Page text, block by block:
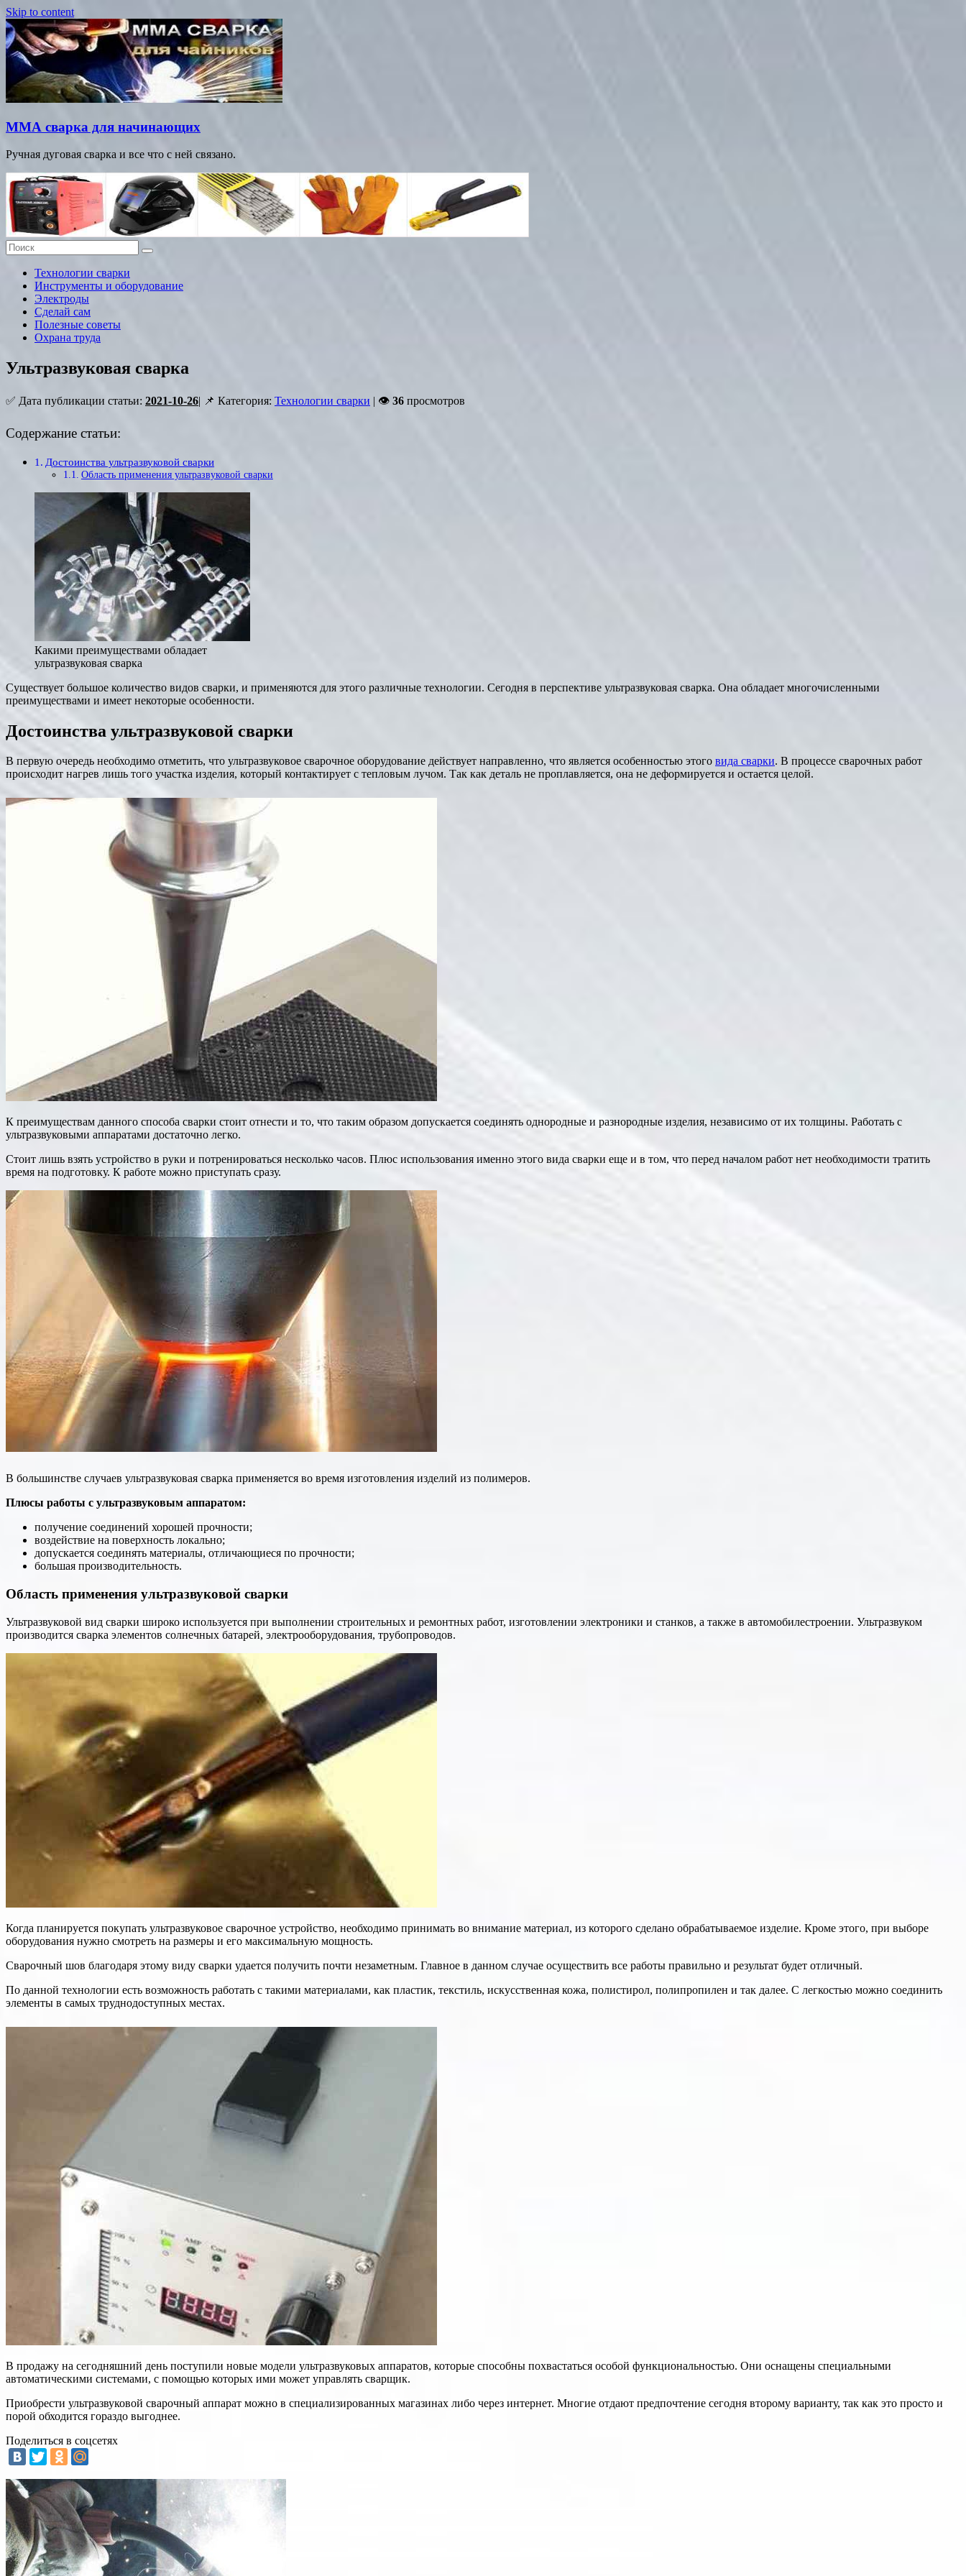
Skip to content
ММА сварка для начинающих
Ручная дуговая сварка и все что с ней связано.
Технологии сварки
Инструменты и оборудование
Электроды
Сделай сам
Полезные советы
Охрана труда
Ультразвуковая сварка
✅ Дата публикации статьи: 2021-10-26| 📌 Категория: Технологии сварки | 👁 36 просмотров
Содержание статьи:
Достоинства ультразвуковой сварки
Область применения ультразвуковой сварки
Какими преимуществами обладает
ультразвуковая сварка
Существует большое количество видов сварки, и применяются для этого различные технологии. Сегодня в перспективе ультразвуковая сварка. Она обладает многочисленными
преимуществами и имеет некоторые особенности.
Достоинства ультразвуковой сварки
В первую очередь необходимо отметить, что ультразвуковое сварочное оборудование действует направленно, что является особенностью этого вида сварки. В процессе сварочных работ
происходит нагрев лишь того участка изделия, который контактирует с тепловым лучом. Так как деталь не проплавляется, она не деформируется и остается целой.
К преимуществам данного способа сварки стоит отнести и то, что таким образом допускается соединять однородные и разнородные изделия, независимо от их толщины. Работать с
ультразвуковыми аппаратами достаточно легко.
Стоит лишь взять устройство в руки и потренироваться несколько часов. Плюс использования именно этого вида сварки еще и в том, что перед началом работ нет необходимости тратить
время на подготовку. К работе можно приступать сразу.
В большинстве случаев ультразвуковая сварка применяется во время изготовления изделий из полимеров.
Плюсы работы с ультразвуковым аппаратом:
получение соединений хорошей прочности;
воздействие на поверхность локально;
допускается соединять материалы, отличающиеся по прочности;
большая производительность.
Область применения ультразвуковой сварки
Ультразвуковой вид сварки широко используется при выполнении строительных и ремонтных работ, изготовлении электроники и станков, а также в автомобилестроении. Ультразвуком
производится сварка элементов солнечных батарей, электрооборудования, трубопроводов.
Когда планируется покупать ультразвуковое сварочное устройство, необходимо принимать во внимание материал, из которого сделано обрабатываемое изделие. Кроме этого, при выборе
оборудования нужно смотреть на размеры и его максимальную мощность.
Сварочный шов благодаря этому виду сварки удается получить почти незаметным. Главное в данном случае осуществить все работы правильно и результат будет отличный.
По данной технологии есть возможность работать с такими материалами, как пластик, текстиль, искусственная кожа, полистирол, полипропилен и так далее. С легкостью можно соединить
элементы в самых труднодоступных местах.
В продажу на сегодняшний день поступили новые модели ультразвуковых аппаратов, которые способны похвастаться особой функциональностью. Они оснащены специальными
автоматическими системами, с помощью которых ими может управлять сварщик.
Приобрести ультразвуковой сварочный аппарат можно в специализированных магазинах либо через интернет. Многие отдают предпочтение сегодня второму варианту, так как это просто и
порой обходится гораздо выгоднее.
Поделиться в соцсетях